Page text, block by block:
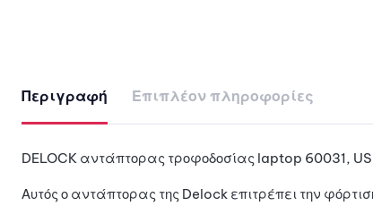
Περιγραφή Επιπλέον πληροφορίες
DELOCK αντάπτορας τροφοδοσίας laptop 60031,
Αυτός ο αντάπτορας της Delock επιτρέπει την